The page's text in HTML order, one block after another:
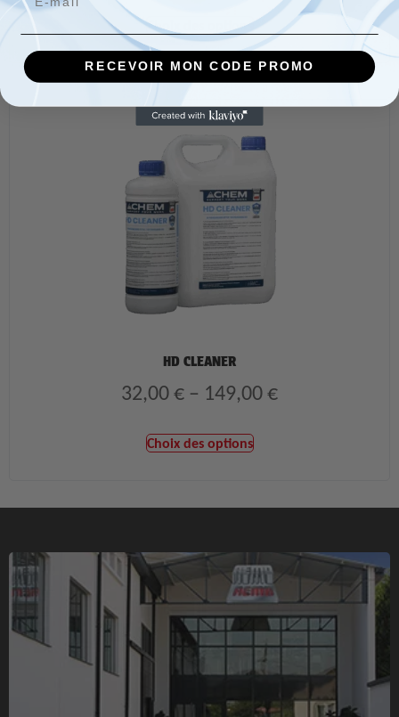
Choix des options
HD CLEANER
32,00€ – 149,00€
Choix des options
RECEVOIR MON CODE PROMO